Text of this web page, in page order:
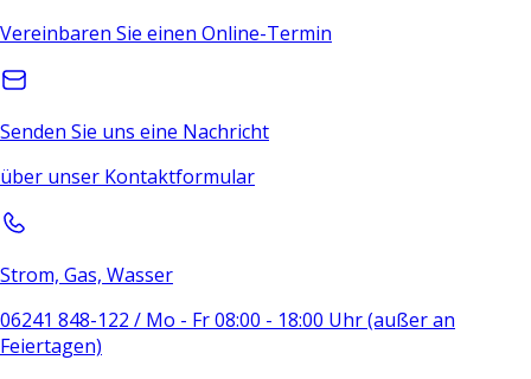
Vereinbaren Sie einen Online-Termin
Senden Sie uns eine Nachricht
über unser Kontaktformular
Strom, Gas, Wasser
06241 848-122 / Mo - Fr 08:00 - 18:00 Uhr (außer an
Feiertagen)